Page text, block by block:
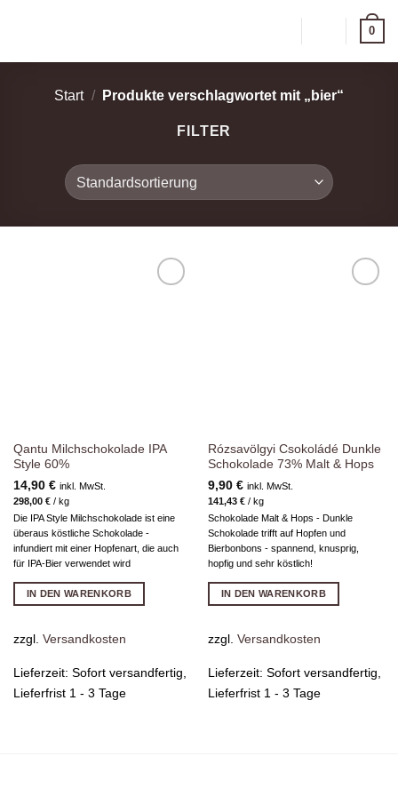
0
Start / Produkte verschlagwortet mit „bier“
FILTER
Qantu Milchschokolade IPA
Style 60%
14,90 € inkl. MwSt.
298,00 €/ kg
Die IPA Style Milchschokolade ist eine
überaus köstliche Schokolade -
infundiert mit einer Hopfenart, die auch
für IPA-Bier verwendet wird
IN DEN WARENKORB
zzgl. Versandkosten
Lieferzeit: Sofort versandfertig,
Lieferfrist 1 - 3 Tage
Rózsavölgyi Csokoládé Dunkle
Schokolade 73% Malt & Hops
9,90 € inkl. MwSt.
141,43 €/ kg
Schokolade Malt & Hops - Dunkle
Schokolade trifft auf Hopfen und
Bierbonbons - spannend, knusprig,
hopfig und sehr köstlich!
IN DEN WARENKORB
zzgl. Versandkosten
Lieferzeit: Sofort versandfertig,
Lieferfrist 1 - 3 Tage